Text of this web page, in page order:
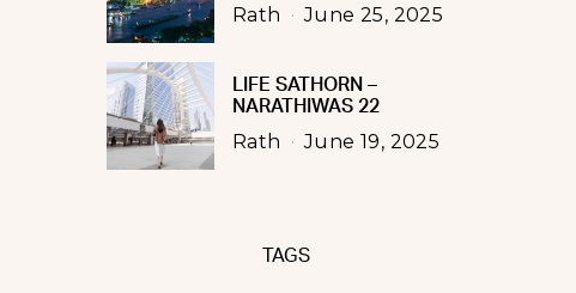
Rath June 25, 2025
LIFE SATHORN –
NARATHIWAS 22
Rath June 19, 2025
TAGS